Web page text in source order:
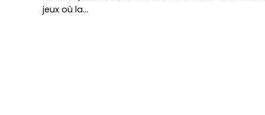
jeux où la…